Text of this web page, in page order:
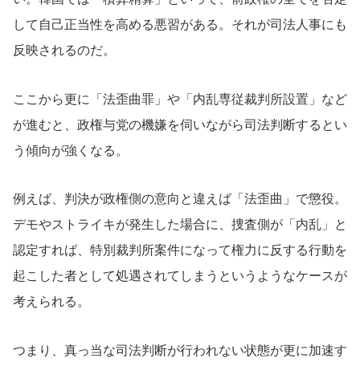
して自己正当性を高める悪習がある。それが司法人事にも
反映されるのだ。
ここから更に「法歪曲罪」や「内乱専従裁判所設置」など
が進むと、政権与党の機嫌を伺いながら司法判断するとい
う傾向が強くなる。
例えば、判決が政権側の意向と違えば「法歪曲」で懲役。
デモやストライキが発生した場合に、捜査側が「内乱」と
認定すれば、特別裁判所案件になって権力に反する行動を
起こした者として処遇されてしまうというようなケースが
考えられる。
つまり、真っ当な司法判断が行われない状態が更に加速す